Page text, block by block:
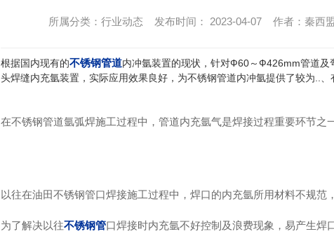
所属分类：行业动态 发布时间： 2023-04-07 作者：秦西
根据国内现有的不锈钢管道内冲氩装置的现状，针对Ф60～Ф426mm管道及
头焊缝内充氩装置，实际应用效果良好，为不锈钢管道内冲氩提供了较为..、
在不锈钢管道氩弧焊施工过程中，管道内充氩气是焊接过程重要环节之
以往在油田不锈钢管口焊接施工过程中，焊口的内充氩所用材料不规范
为了解决以往不锈钢管口焊接时内充氩不好控制及浪费现象，易产生